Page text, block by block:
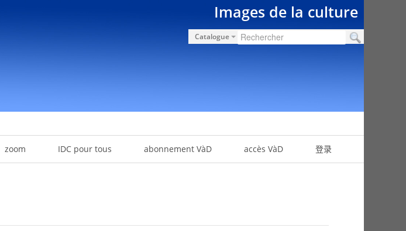
Images de la culture
Catalogue
zoom IDC pour tous abonnement VàD accès VàD 登录